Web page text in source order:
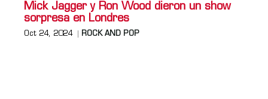
Mick Jagger y Ron Wood dieron un show
sorpresa en Londres
Oct 24, 2024 ROCK AND POP